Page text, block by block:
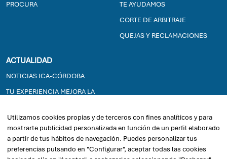
PROCURA
TE AYUDAMOS
CORTE DE ARBITRAJE
QUEJAS Y RECLAMACIONES
ACTUALIDAD
NOTICIAS ICA-CÓRDOBA
TU EXPERIENCIA MEJORA LA
EXPOSICIONES
2026© ICACORDOBA - Ilustre Colegio de la Abogacía de Córdoba
Utilizamos cookies propias y de terceros con fines analíticos y para
mostrarte publicidad personalizada en función de un perfil elaborado
a partir de tus hábitos de navegación. Puedes personalizar tus
preferencias pulsando en "Configurar", aceptar todas las cookies